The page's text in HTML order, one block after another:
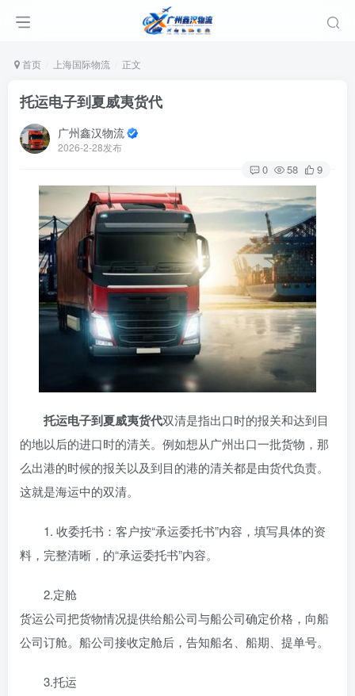
首页 上海国际物流 正文
托运电子到夏威夷货代
广州鑫汉物流
2026-2-28发布
0 58 9
托运电子到夏威夷货代双清是指出口时的报关和达到目
的地以后的进口时的清关。例如想从广州出口一批货物，那
么出港的时候的报关以及到目的港的清关都是由货代负责。
这就是海运中的双清。
1. 收委托书：客户按“承运委托书”内容，填写具体的资
料，完整清晰，的“承运委托书”内容。
2.定舱
货运公司把货物情况提供给船公司与船公司确定价格，向船
公司订舱。船公司接收定舱后，告知船名、船期、提单号。
3.托运